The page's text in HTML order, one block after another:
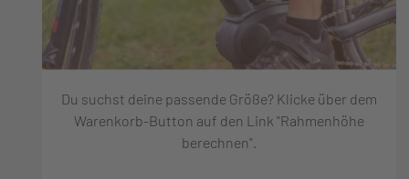
Du suchst deine passende Größe? Klicke über dem
Warenkorb-Button auf den Link "Rahmenhöhe
berechnen".